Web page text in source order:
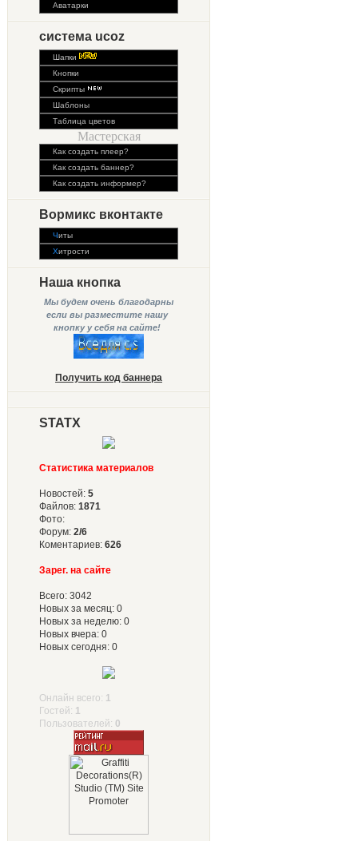
Аватарки
система ucoz
Шапки
Кнопки
Скрипты
Шаблоны
Таблица цветов
Мастерская
Как создать плеер?
Как создать баннер?
Как создать информер?
Вормикс вконтакте
Читы
Хитрости
Наша кнопка
Мы будем очень благодарны
если вы разместите нашу
кнопку у себя на сайте!
Получить код баннера
STATX
Статистика материалов
Новостей: 5
Файлов: 1871
Фото:
Форум: 2/6
Коментариев: 626
Зарег. на сайте
Всего: 3042
Новых за месяц: 0
Новых за неделю: 0
Новых вчера: 0
Новых сегодня: 0
Онлайн всего: 1
Гостей: 1
Пользователей: 0